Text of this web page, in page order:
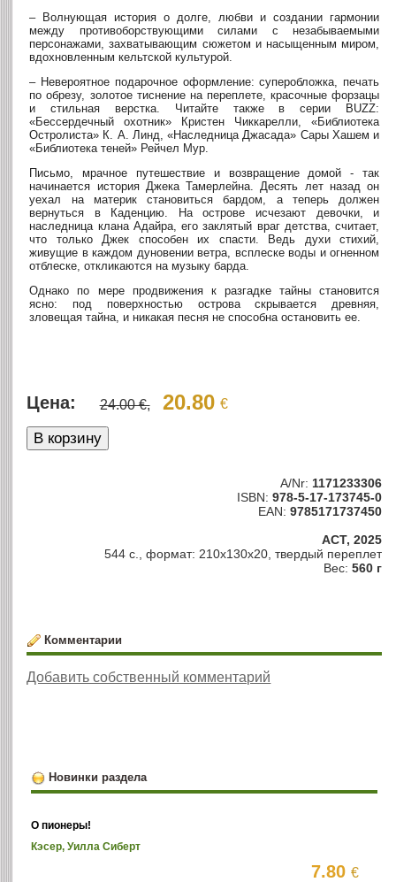
– Волнующая история о долге, любви и создании гармонии
между противоборствующими силами с незабываемыми
персонажами, захватывающим сюжетом и насыщенным миром,
вдохновленным кельтской культурой.
– Невероятное подарочное оформление: суперобложка, печать
по обрезу, золотое тиснение на переплете, красочные форзацы
и стильная верстка. Читайте также в серии BUZZ:
«Бессердечный охотник» Кристен Чиккарелли, «Библиотека
Остролиста» К. А. Линд, «Наследница Джасада» Сары Хашем и
«Библиотека теней» Рейчел Мур.
Письмо, мрачное путешествие и возвращение домой - так
начинается история Джека Тамерлейна. Десять лет назад он
уехал на материк становиться бардом, а теперь должен
вернуться в Каденцию. На острове исчезают девочки, и
наследница клана Адайра, его заклятый враг детства, считает,
что только Джек способен их спасти. Ведь духи стихий,
живущие в каждом дуновении ветра, всплеске воды и огненном
отблеске, откликаются на музыку барда.
Однако по мере продвижения к разгадке тайны становится
ясно: под поверхностью острова скрывается древняя,
зловещая тайна, и никакая песня не способна остановить ее.
Цена: 24.00 €, 20.80 €
A/Nr: 1171233306
ISBN: 978-5-17-173745-0
EAN: 9785171737450
АСТ, 2025
544 с., формат: 210x130x20, твердый переплет
Вес: 560 г
Комментарии
Добавить собственный комментарий
Новинки раздела
О пионеры!
Кэсер, Уилла Сиберт
7.80€